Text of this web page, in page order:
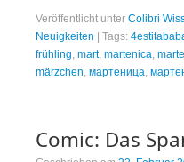
Veröffentlicht unter Colibri
Neuigkeiten
Tags:
frühling, mart, martenica,
märzchen, мартеница,
Comic: Das